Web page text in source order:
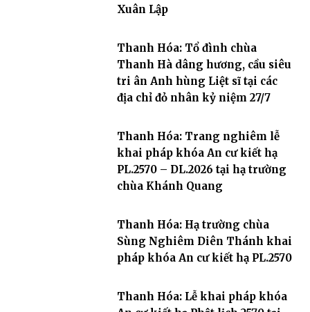
Xuân Lập
Thanh Hóa: Tổ đình chùa
Thanh Hà dâng hương, cầu siêu
tri ân Anh hùng Liệt sĩ tại các
địa chỉ đỏ nhân kỷ niệm 27/7
Thanh Hóa: Trang nghiêm lễ
khai pháp khóa An cư kiết hạ
PL.2570 – DL.2026 tại hạ trường
chùa Khánh Quang
Thanh Hóa: Hạ trường chùa
Sùng Nghiêm Diên Thánh khai
pháp khóa An cư kiết hạ PL.2570
Thanh Hóa: Lễ khai pháp khóa